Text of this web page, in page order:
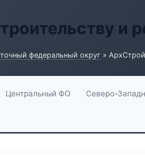
и
федеральный округ »
Центральный ФО Северо-